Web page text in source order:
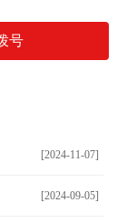
号
[2024-11-07]
[2024-09-05]